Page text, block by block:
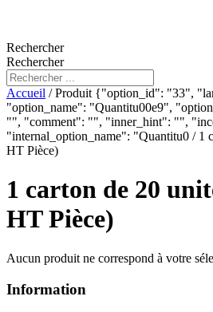
Rechercher
Rechercher
Accueil / Produit {"option_id": "33",
"option_name": "Quantitu00e9",
"", "comment": "", "inner_hint": "",
"internal_option_name": "Quantitu0 / 1
HT Pièce)
1 carton de 20
HT Pièce)
Aucun produit ne correspond à votre
Information